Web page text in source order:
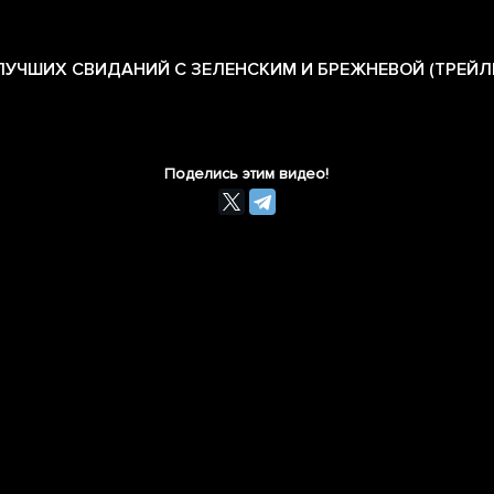
СВИДАНИЙ С ЗЕЛЕНСКИМ И БРЕЖНЕВОЙ
Поделись этим видео!